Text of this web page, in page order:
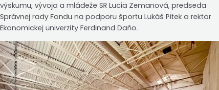
výskumu, vývoja a mládeže SR Lucia Zemanová, predseda
Správnej rady Fondu na podporu športu Lukáš Pitek a rektor
Ekonomickej univerzity Ferdinand Daňo.